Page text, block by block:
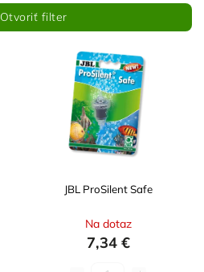
Otvoriť filter
JBL ProSilent Safe
Na dotaz
7,34 €